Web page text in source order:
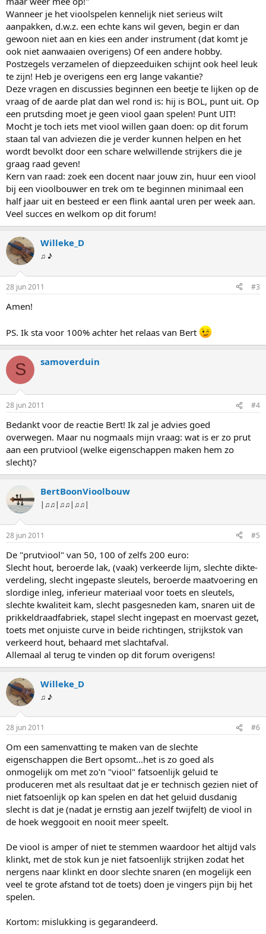
Wanneer je het vioolspelen kennelijk niet serieus wilt
aanpakken, d.w.z. een echte kans wil geven, begin er dan
gewoon niet aan en kies een ander instrument (dat komt je
ook niet aanwaaien overigens) Of een andere hobby.
Postzegels verzamelen of diepzeeduiken schijnt ook heel leuk
te zijn! Heb je overigens een erg lange vakantie?
Deze vragen en discussies beginnen een beetje te lijken op de
vraag of de aarde plat dan wel rond is: hij is BOL, punt uit. Op
een prutsding moet je geen viool gaan spelen! Punt UIT!
Mocht je toch iets met viool willen gaan doen: op dit forum
staan tal van adviezen die je verder kunnen helpen en het
wordt bevolkt door een schare welwillende strijkers die je
graag raad geven!
Kern van raad: zoek een docent naar jouw zin, huur een viool
bij een vioolbouwer en trek om te beginnen minimaal een
half jaar uit en besteed er een flink aantal uren per week aan.
Veel succes en welkom op dit forum!
Willeke_D
♫ ♪
28 jun 2011 #3
Amen!
PS. Ik sta voor 100% achter het relaas van Bert
S samoverduin
28 jun 2011 #4
Bedankt voor de reactie Bert! Ik zal je advies goed
overwegen. Maar nu nogmaals mijn vraag: wat is er zo prut
aan een prutviool (welke eigenschappen maken hem zo
slecht)?
BertBoonVioolbouw
|♫♫|♫♫|♫♫|
28 jun 2011 #5
De "prutviool" van 50, 100 of zelfs 200 euro:
Slecht hout, beroerde lak, (vaak) verkeerde lijm, slechte dikte-
verdeling, slecht ingepaste sleutels, beroerde maatvoering en
slordige inleg, inferieur materiaal voor toets en sleutels,
slechte kwaliteit kam, slecht pasgesneden kam, snaren uit de
prikkeldraadfabriek, stapel slecht ingepast en moervast gezet,
toets met onjuiste curve in beide richtingen, strijkstok van
verkeerd hout, behaard met slachtafval.
Allemaal al terug te vinden op dit forum overigens!
Willeke_D
♫ ♪
28 jun 2011 #6
Om een samenvatting te maken van de slechte
eigenschappen die Bert opsomt...het is zo goed als
onmogelijk om met zo'n "viool" fatsoenlijk geluid te
produceren met als resultaat dat je er technisch gezien niet of
niet fatsoenlijk op kan spelen en dat het geluid dusdanig
slecht is dat je (nadat je ernstig aan jezelf twijfelt) de viool in
de hoek weggooit en nooit meer speelt.
De viool is amper of niet te stemmen waardoor het altijd vals
klinkt, met de stok kun je niet fatsoenlijk strijken zodat het
nergens naar klinkt en door slechte snaren (en mogelijk een
veel te grote afstand tot de toets) doen je vingers pijn bij het
spelen.
Kortom: mislukking is gegarandeerd.